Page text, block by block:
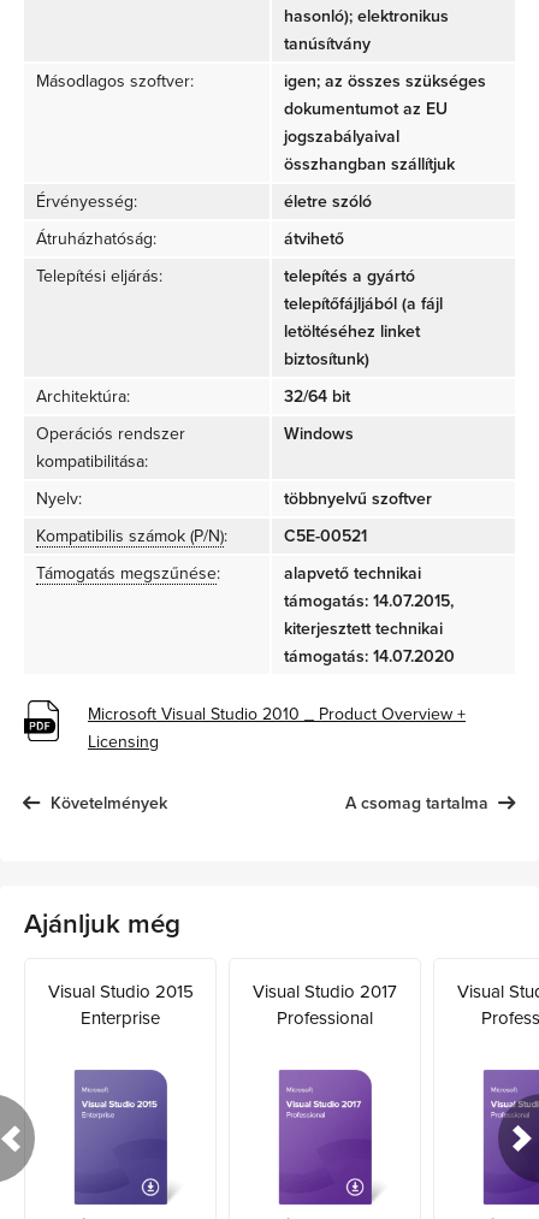
hasonló); elektronikus
tanúsítvány
Másodlagos szoftver:
igen; az összes szükséges
dokumentumot az EU
jogszabályaival
összhangban szállítjuk
Érvényesség:
életre szóló
Átruházhatóság:
átvihető
Telepítési eljárás:
telepítés a gyártó
telepítőfájljából (a fájl
letöltéséhez linket
biztosítunk)
Architektúra:
32/64 bit
Operációs rendszer
kompatibilitása:
Windows
Nyelv:
többnyelvű szoftver
Kompatibilis számok (P/N):
C5E-00521
Támogatás megszűnése:
alapvető technikai
támogatás: 14.07.2015,
kiterjesztett technikai
támogatás: 14.07.2020
Microsoft Visual Studio 2010 _ Product Overview +
Licensing
Követelmények A csomag tartalma
Ajánljuk még
Visual Studio 2015
Enterprise
Visual Studio 2017
Professional
Visual